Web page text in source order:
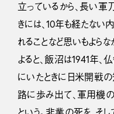
立っているから、長い軍
きには、10年も経たな
れることなど思いもよら
よると、飯沼は1941年、
にいたときに日米開戦の
路に歩み出て、軍用機